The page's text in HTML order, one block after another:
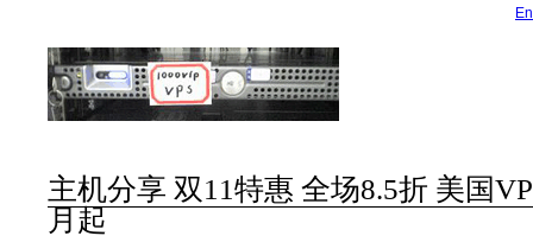
主机分享 双11特惠 全场8.5折 美国
月起